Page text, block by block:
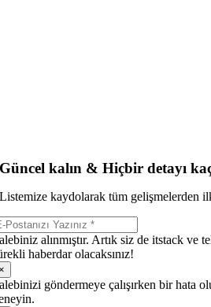
Güncel kalın & Hiçbir detayı
Listemize kaydolarak tüm gelişmelerden
alınmıştır. Artık siz de itstack ve
haberdar olacaksınız!
göndermeye çalışırken bir hata